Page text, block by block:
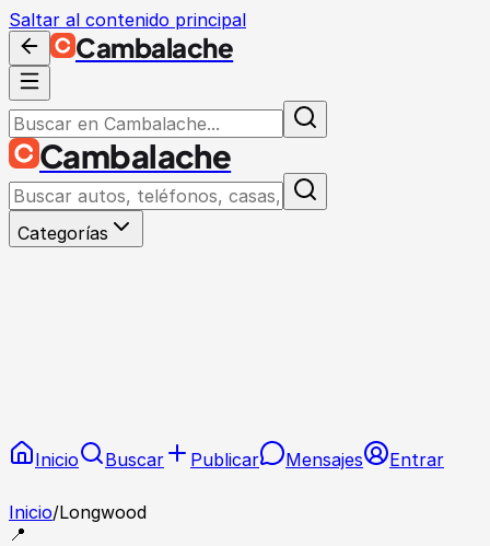
Saltar al contenido principal
Cambalache
Cambalache
Categorías
Inicio Buscar Publicar Mensajes Entrar
Inicio/Longwood
📍